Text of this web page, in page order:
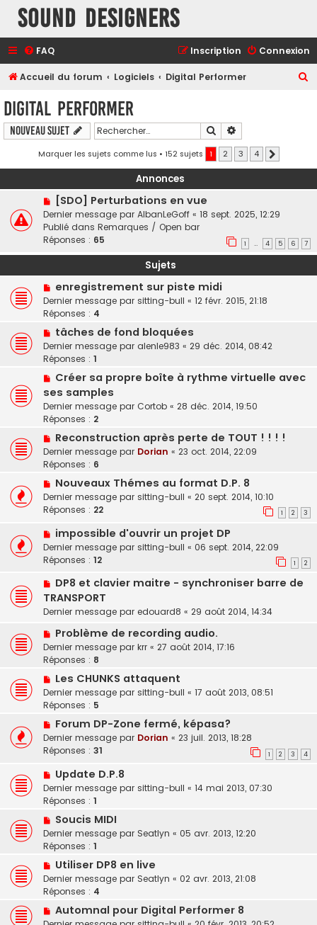
Sound Designers
FAQ Connexion
Inscription
Accueil du forum Logiciels Digital Performer
r
c
r
Digital Performer
Nouveau sujet Rechercher
Marquer les sujets comme lus • 152 sujets 1 2 3 4
Annonces
[SDO] Perturbations en vue
Dernier message par AlbanLeGoff « 18 sept. 2025, 12:29
Publié dans Remarques / Open bar
Réponses : 65 1 … 4 5 6 7
Sujets
enregistrement sur piste midi
Dernier message par sitting-bull « 12 févr. 2015, 21:18
Réponses : 4
tâches de fond bloquées
Dernier message par alenle983 « 29 déc. 2014, 08:42
Réponses : 1
Créer sa propre boîte à rythme virtuelle avec
ses samples
Dernier message par Cortob « 28 déc. 2014, 19:50
Réponses : 2
Reconstruction après perte de TOUT ! ! ! !
Dernier message par Dorian « 23 oct. 2014, 22:09
Réponses : 6
Nouveaux Thémes au format D.P. 8
Dernier message par sitting-bull « 20 sept. 2014, 10:10
Réponses : 22 1 2 3
impossible d'ouvrir un projet DP
Dernier message par sitting-bull « 06 sept. 2014, 22:09
Réponses : 12 1 2
DP8 et clavier maitre - synchroniser barre de
TRANSPORT
Dernier message par edouard8 « 29 août 2014, 14:34
Problème de recording audio.
Dernier message par krr « 27 août 2014, 17:16
Réponses : 8
Les CHUNKS attaquent
Dernier message par sitting-bull « 17 août 2013, 08:51
Réponses : 5
Forum DP-Zone fermé, képasa?
Dernier message par Dorian « 23 juil. 2013, 18:28
Réponses : 31 1 2 3 4
Update D.P.8
Dernier message par sitting-bull « 14 mai 2013, 07:30
Réponses : 1
Soucis MIDI
Dernier message par Seatlyn « 05 avr. 2013, 12:20
Réponses : 1
Utiliser DP8 en live
Dernier message par Seatlyn « 02 avr. 2013, 21:08
Réponses : 4
Automnal pour Digital Performer 8